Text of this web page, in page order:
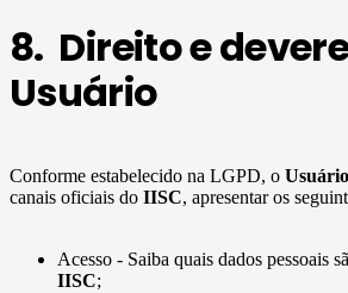
8. Direito e
Usuário
Conforme estabelecido na LGPD, o Usuário
canais oficiais do IISC, apresentar os
Acesso - Saiba quais dados pessoais
IISC;